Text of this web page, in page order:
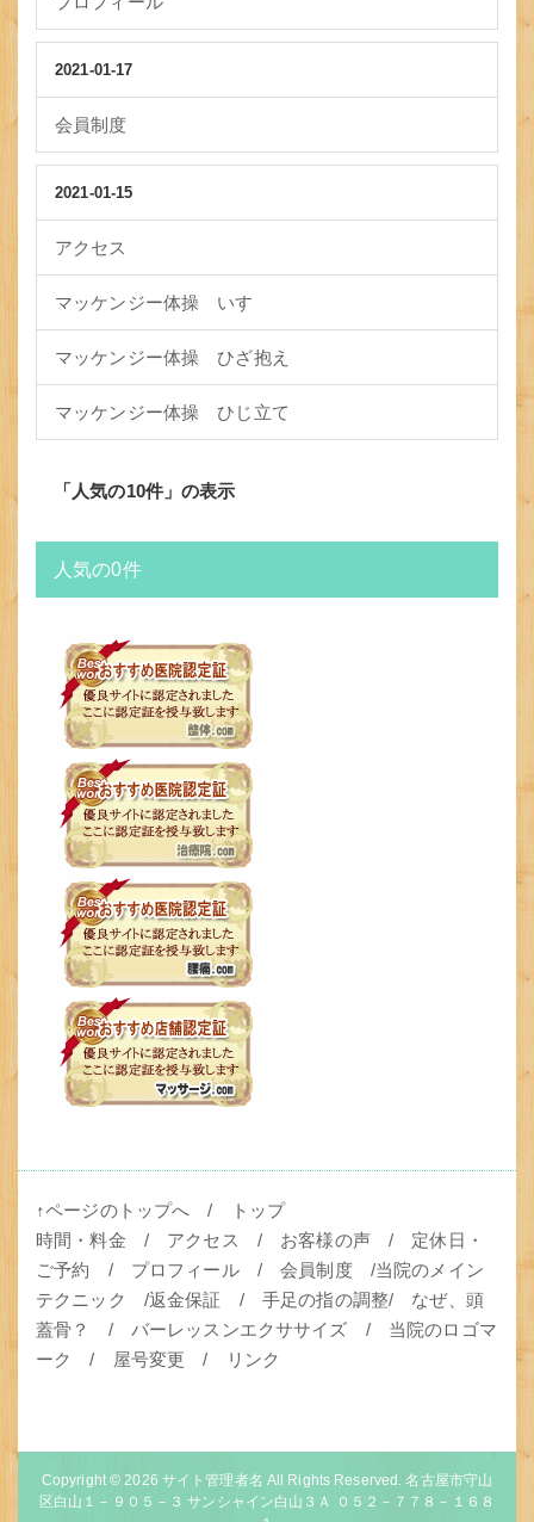
2021-01-17
会員制度
2021-01-15
アクセス
マッケンジー体操 いす
マッケンジー体操 ひざ抱え
マッケンジー体操 ひじ立て
「人気の10件」の表示
人気の0件
↑ページのトップへ /
トップ
時間・料金 / アクセス / お客様の声/ 定休日・
ご予約 / プロフィール/会員制度/当院のメイン
テクニック
/返金保証 / 手足の指の調整/ なぜ、頭
蓋骨？
/ バーレッスンエクササイズ / 当院のロゴマ
ーク
/ 屋号変更 / リンク
Copyright © 2026 サイト管理者名 All Rights Reserved. 名古屋市守山
区白山１－９０５－３ サンシャイン白山３Ａ ０５２－７７８－１６８